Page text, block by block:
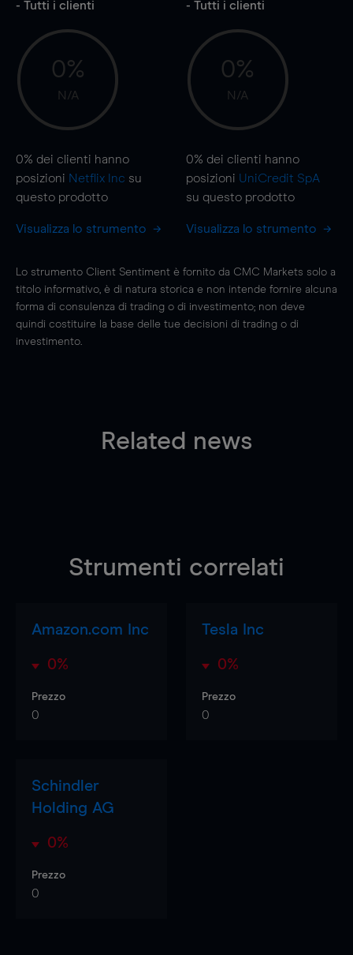
- Tutti i clienti
0%
N/A
0% dei clienti hanno
posizioni Netflix Inc su
questo prodotto
Visualizza lo strumento
- Tutti i clienti
0%
N/A
0% dei clienti hanno
posizioni UniCredit SpA
su questo prodotto
Visualizza lo strumento
Lo strumento Client Sentiment è fornito da CMC Markets solo a
titolo informativo, è di natura storica e non intende fornire alcuna
forma di consulenza di trading o di investimento; non deve
quindi costituire la base delle tue decisioni di trading o di
investimento.
Related news
Strumenti correlati
Amazon.com Inc
0%
Prezzo
0
Tesla Inc
0%
Prezzo
0
Schindler
Holding AG
0%
Prezzo
0